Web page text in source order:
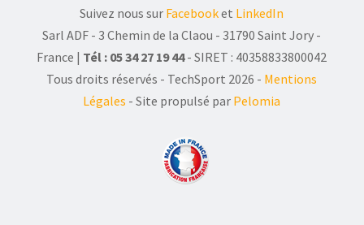
Suivez nous sur Facebooket LinkedIn
Sarl ADF - 3 Chemin de la Claou - 31790 Saint Jory -
France | Tél : 05 34 27 19 44- SIRET : 40358833800042
Tous droits réservés - TechSport 2026 - Mentions
Légales - Site propulsé par Pelomia